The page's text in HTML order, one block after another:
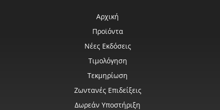
Αρχική
Προϊόντα
Νέες Εκδόσεις
Τιμολόγηση
Τεκμηρίωση
Ζωντανές Επιδείξεις
Δωρεάν Υποστήριξη